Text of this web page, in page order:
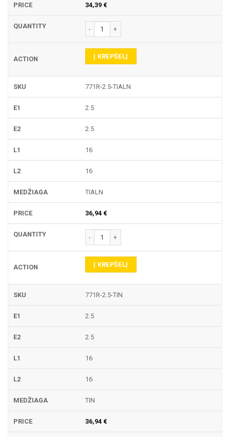
34,39 €
produkto kiekis: 771R TEKINIMO PLOKŠTELĖ
Į KREPŠELĮ
771R-2.5-TIALN
2.5
2.5
16
16
TIALN
36,94 €
produkto kiekis: 771R TEKINIMO PLOKŠTELĖ
Į KREPŠELĮ
771R-2.5-TIN
2.5
2.5
16
16
TIN
36,94 €